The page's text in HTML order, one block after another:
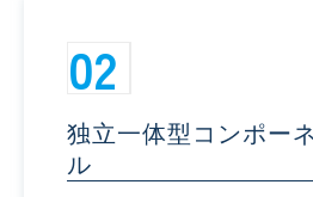
02
独立一体型コンポー
ル